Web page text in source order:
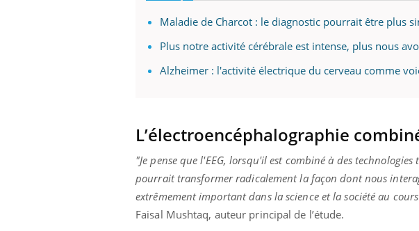
Maladie de Charcot : le diagnostic pourrait être plus
Plus notre activité cérébrale est intense, plus nous
Alzheimer : l'activité électrique du cerveau comme
L’électroencéphalographie
"Je pense que l'EEG, lorsqu'il est combiné à des
pourrait transformer radicalement la façon dont nous
extrêmement important dans la science et la société au
Faisal Mushtaq, auteur principal de l’étude.